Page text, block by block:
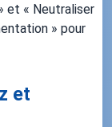
et « Neutraliser
» pour
et